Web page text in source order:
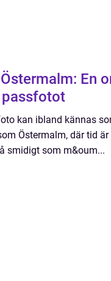
En
kan ibland kännas
Östermalm, där tid
smidigt som m&oum...